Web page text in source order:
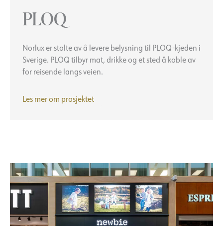
PLOQ
Norlux er stolte av å levere belysning til PLOQ-kjeden i
Sverige. PLOQ tilbyr mat, drikke og et sted å koble av
for reisende langs veien.
Les mer om prosjektetPLOQ